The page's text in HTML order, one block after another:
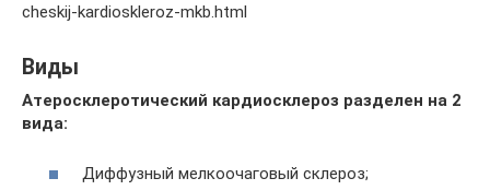
cheskij-kardioskleroz-mkb.html
Виды
Атеросклеротический кардиосклероз разделен на 2
вида:
Диффузный мелкоочаговый склероз;